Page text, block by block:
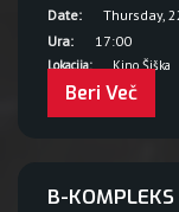
Date:
Thursday,
Ura:
17:00
Lokacija: Kino Šiška
Beri Več
B-